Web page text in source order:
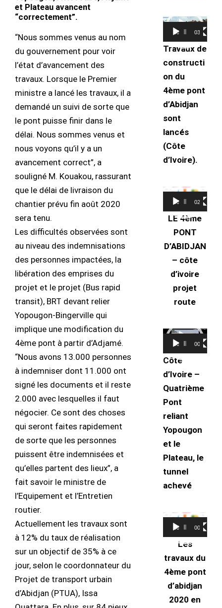
et Plateau avancent
“correctement”.
“Nous sommes venus au nom
du gouvernement pour voir
l’état d’avancement des
travaux. Lorsque le Premier
ministre a lancé les travaux, il a
demandé un suivi de sorte que
le pont puisse finir dans le
délai. Nous sommes venus et
nous voyons qu’il y a un
avancement correct”, a
souligné M. Kouakou, rassurant
que le délai de livraison du
chantier prévu fin août 2020
sera tenu.
Les difficultés observées sont
au niveau des indemnisations
des personnes impactées, la
libération des emprises du
projet et le projet (Bus rapid
transit), BRT devant relier
Yopougon-Bingerville qui
implique une modification du
4ème pont à partir d’Adjamé.
“Nous avons 13.000 personnes
à indemniser dont 11.000 ont
signé les documents et il reste
2.000 avec lesquelles il faut
négocier. Ce sont des choses
qui seront faites rapidement
de sorte que les personnes
puissent être indemnisées et
qu’elles partent des lieux”, a
fait savoir le ministre de
l’Equipement et l’Entretien
routier.
Actuellement les travaux sont
à 12% du taux de réalisation
sur un objectif de 35% à ce
jour, selon le coordonnateur du
Projet de transport urbain
d’Abidjan (PTUA), Issa
Lecteur
vidéo00:00 03:18
Travaux de
constructi
on du
4ème pont
d’Abidjan
sont
lancés
(Côte
d’Ivoire).
Lecteur
vidéo00:00 02:15
LE 4ème
PONT
D’ABIDJAN
– côte
d’ivoire
projet
route
Lecteur
vidéo00:00 00:50
Côte
d’Ivoire –
Quatrième
Pont
reliant
Yopougon
et le
Plateau, le
tunnel
achevé
Lecteur
vidéo00:00 00:48
Les
travaux du
4ème pont
d’abidjan
2020 en